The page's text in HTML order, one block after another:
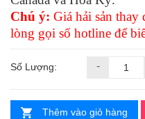
Chú ý: Giá hải sản thay
lòng gọi số hotline để
Số Lượng: -
Thêm vào giỏ hàng